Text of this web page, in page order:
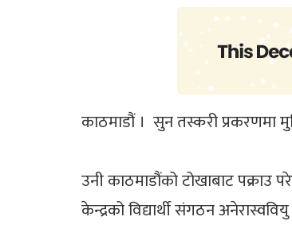
काठमाडौं । सुन तस्करी प्रकरणमा
उनी काठमाडौंको टोखाबाट पक्राउ
केन्द्रको विद्यार्थी संगठन